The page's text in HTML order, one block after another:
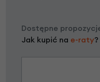
Dostępne
Jak kupić na e-raty?